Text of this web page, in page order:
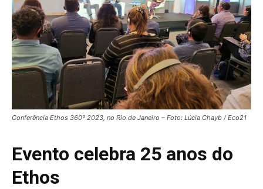
Conferência Ethos 360º 2023, no Rio de Janeiro – Foto: Lúcia Chayb / Eco21
Evento celebra 25 anos do
Ethos